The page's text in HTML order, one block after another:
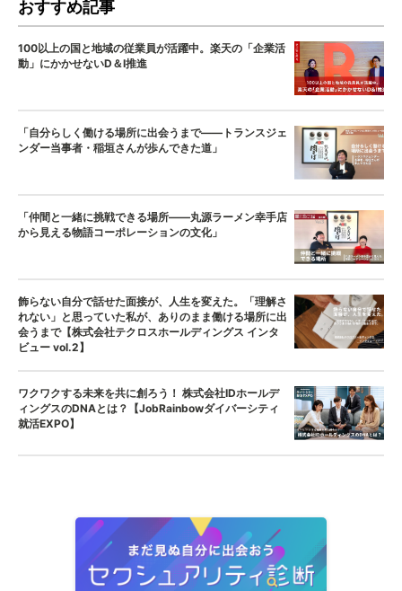
おすすめ記事
100以上の国と地域の従業員が活躍中。楽天の「企業活
動」にかかせないD＆I推進
「自分らしく働ける場所に出会うまで——トランスジェ
ンダー当事者・稲垣さんが歩んできた道」
「仲間と一緒に挑戦できる場所——丸源ラーメン幸手店
から見える物語コーポレーションの文化」
飾らない自分で話せた面接が、人生を変えた。「理解さ
れない」と思っていた私が、ありのまま働ける場所に出
会うまで【株式会社テクロスホールディングス インタ
ビュー vol.2】
ワクワクする未来を共に創ろう！ 株式会社IDホールデ
ィングスのDNAとは？【JobRainbowダイバーシティ
就活EXPO】